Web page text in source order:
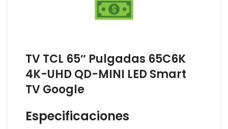
TV TCL 65″ Pulgadas 65C6K
4K-UHD QD-MINI LED Smart
TV Google
Especificaciones